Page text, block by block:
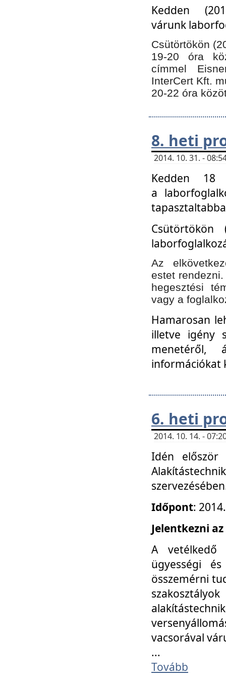
Kedden
várunk
Csütörtökön
19-20 óra
címmel
InterCert Kft.
20-22 óra
8. heti
2014. 10. 31. -
Kedden 18
a
Az
estet
hegesztési
vagy a
Hamarosan
illetve igény
menetéről,
információkat
6. heti
2014. 10. 14. -
Idén
Időpont:
Jelentkezni az
A vetélkedő
ügyességi
összemérni
vacsorával
...
Tovább